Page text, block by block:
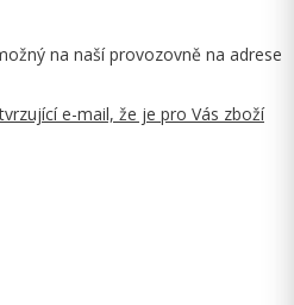
na naší provozovně na adrese
e-mail, že je pro Vás zboží